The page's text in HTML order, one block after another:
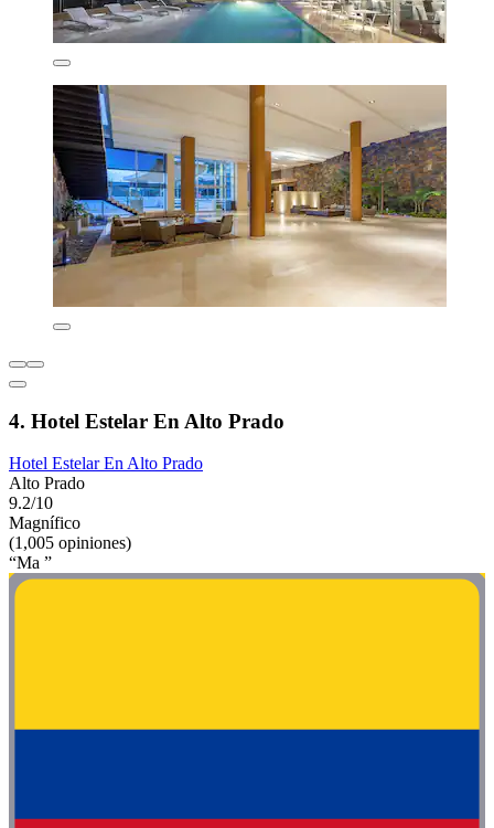
4. Hotel Estelar En Alto Prado
Hotel Estelar En Alto Prado
Alto Prado
9.2/10
Magnífico
(1,005 opiniones)
“Ma ”